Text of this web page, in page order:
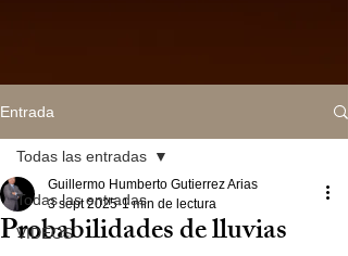
Entrada
Todas las entradas
VIDEOS
Todas las entradas
Probabilidades de lluvias
Guillermo Humberto Gutierrez Arias
3 sept 2025 1 min de lectura